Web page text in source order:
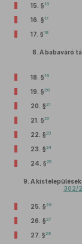
15. § 16
16. § 17
17. § 18
8. A babaváró
18. § 19
19. §20
20. §21
21. §22
22. §23
23. §24
24. §25
9. A
302/
25. §26
26. §27
27. §28